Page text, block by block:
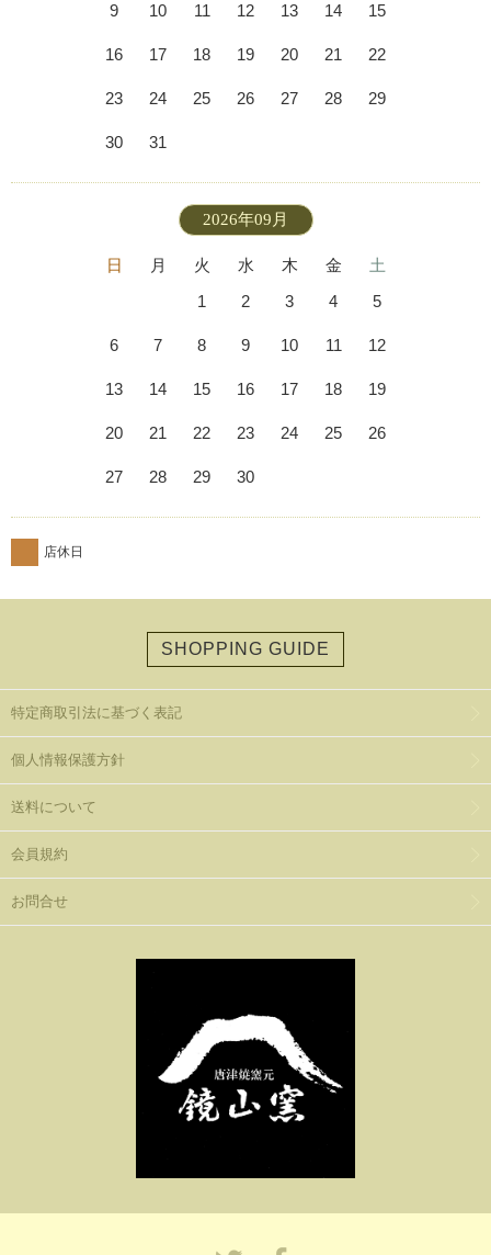
9 10 11 12 13 14 15
16 17 18 19 20 21 22
23 24 25 26 27 28 29
30 31
2026年09月
日 月 火 水 木 金
土
1
2 3 4 5
6 7 8 9 10 11 12
13 14 15 16 17 18 19
20 21 22 23 24 25 26
27 28 29 30
店休日
SHOPPING GUIDE
特定商取引法に基づく表記
個人情報保護方針
送料について
会員規約
お問合せ